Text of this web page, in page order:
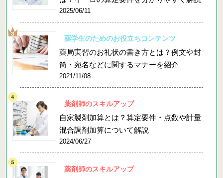
2025/06/11
薬学生のためのお役立ちコンテンツ
薬局実習のお礼状の書き方とは？例文や封
筒・宛名などに関するマナーを紹介
2021/11/08
薬剤師のスキルアップ
自家製剤加算とは？算定要件・点数や計量
混合調剤加算について解説
2024/06/27
薬剤師のスキルアップ